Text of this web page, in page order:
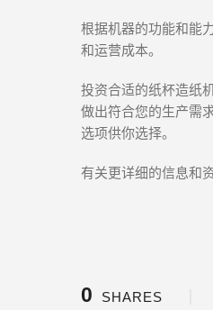
根据机器的功能和能
和运营成本。
投资合适的纸杯造纸
做出符合您的生产需
选项供你选择。
有关更详细的信息和
0 SHARES